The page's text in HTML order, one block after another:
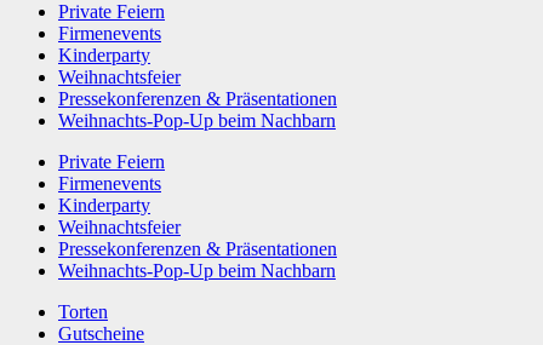
Private Feiern
Firmenevents
Kinderparty
Weihnachtsfeier
Pressekonferenzen & Präsentationen
Weihnachts-Pop-Up beim Nachbarn
Private Feiern
Firmenevents
Kinderparty
Weihnachtsfeier
Pressekonferenzen & Präsentationen
Weihnachts-Pop-Up beim Nachbarn
Torten
Gutscheine